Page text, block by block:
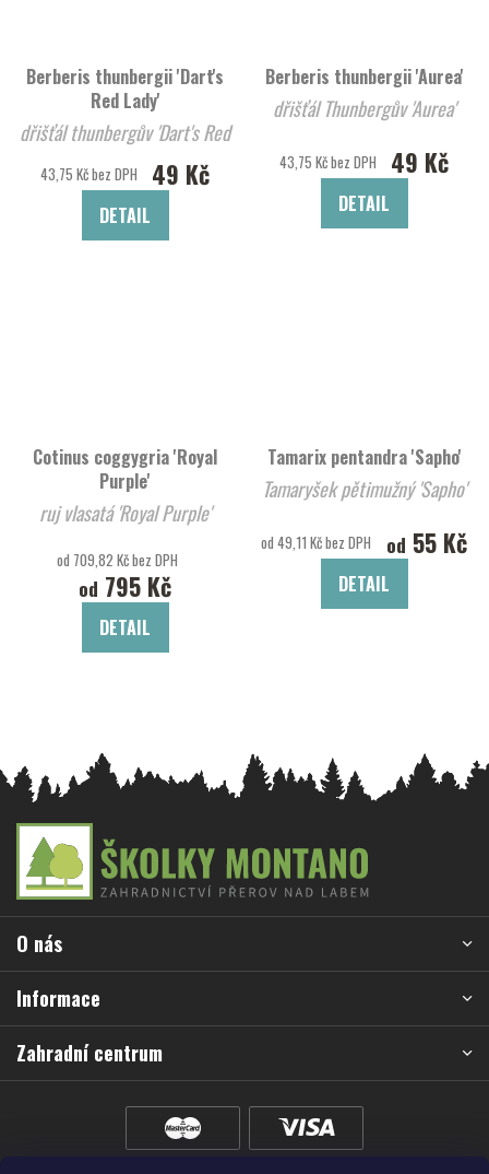
Berberis thunbergii 'Dart's
Red Lady'
dřišťál thunbergův 'Dart's Red
43,75 Kč bez DPH 49 Kč
DETAIL
Berberis thunbergii 'Aurea'
dřišťál Thunbergův 'Aurea'
43,75 Kč bez DPH 49 Kč
DETAIL
Cotinus coggygria 'Royal
Purple'
ruj vlasatá 'Royal Purple'
od 709,82 Kč bez DPH
od 795 Kč
DETAIL
Tamarix pentandra 'Sapho'
Tamaryšek pětimužný 'Sapho'
od 49,11 Kč bez DPH od 55 Kč
DETAIL
a
í
O nás
Informace
Zahradní centrum